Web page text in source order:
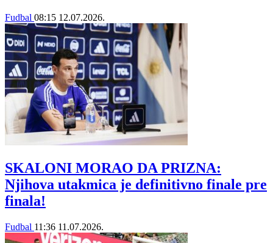
Fudbal 08:15 12.07.2026.
SKALONI MORAO DA PRIZNA:
Njihova utakmica je definitivno finale pre
finala!
Fudbal 11:36 11.07.2026.